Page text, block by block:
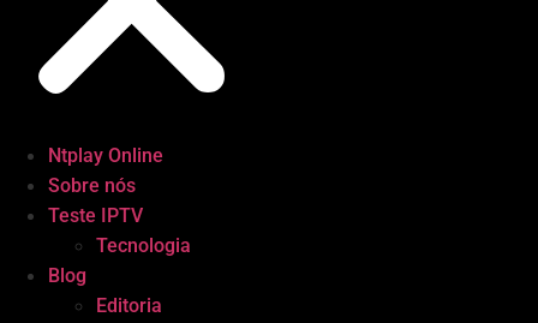
Ntplay Online
Sobre nós
Teste IPTV
Tecnologia
Blog
Editoria